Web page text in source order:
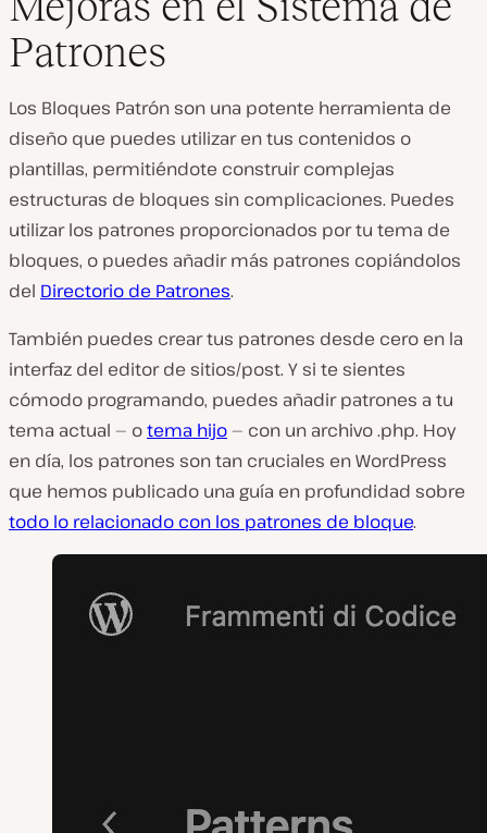
Patrones
Los Bloques Patrón son una potente herramienta de
diseño que puedes utilizar en tus contenidos o
plantillas, permitiéndote construir complejas
estructuras de bloques sin complicaciones. Puedes
utilizar los patrones proporcionados por tu tema de
bloques, o puedes añadir más patrones copiándolos
del Directorio de Patrones.
También puedes crear tus patrones desde cero en la
interfaz del editor de sitios/post. Y si te sientes
cómodo programando, puedes añadir patrones a tu
tema actual — otema hijo— con un archivo .php. Hoy
en día, los patrones son tan cruciales en WordPress
que hemos publicado una guía en profundidad sobre
todo lo relacionado con los patrones de bloque.